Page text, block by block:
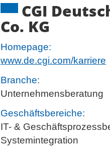
CGI
Co. KG
Homepage:
www.de.cgi.com/karriere
Branche:
Unternehmensberatung
Geschäftsbereiche:
IT- &
Systemintegration